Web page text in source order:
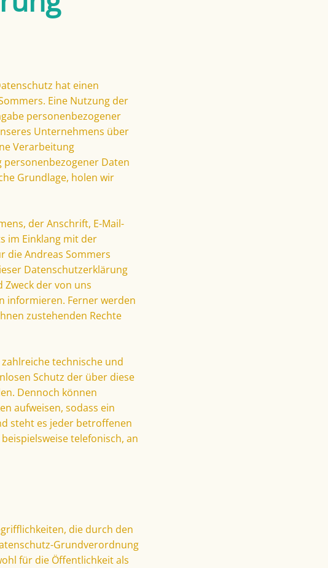
hat einen
Eine Nutzung der
personenbezogener
Unternehmens über
Verarbeitung
Daten
Grundlage, holen wir
der Anschrift, E-Mail-
im Einklang mit der
die Andreas Sommers
Datenschutzerklärung
der von uns
informieren. Ferner werden
zustehenden Rechte
technische und
Schutz der über diese
Dennoch können
aufweisen, sodass ein
steht es jeder betroffenen
telefonisch, an
die durch den
Grundverordnung
für die Öffentlichkeit als